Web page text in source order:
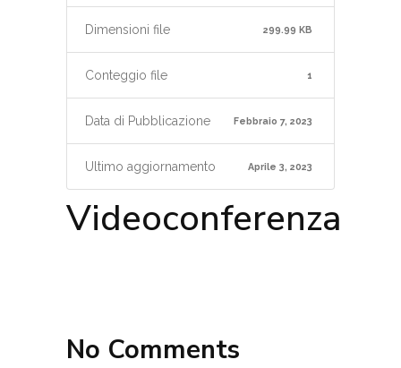
Dimensioni file 299.99 KB
Conteggio file 1
Data di Pubblicazione Febbraio 7, 2023
Ultimo aggiornamento Aprile 3, 2023
Videoconferenza
No Comments